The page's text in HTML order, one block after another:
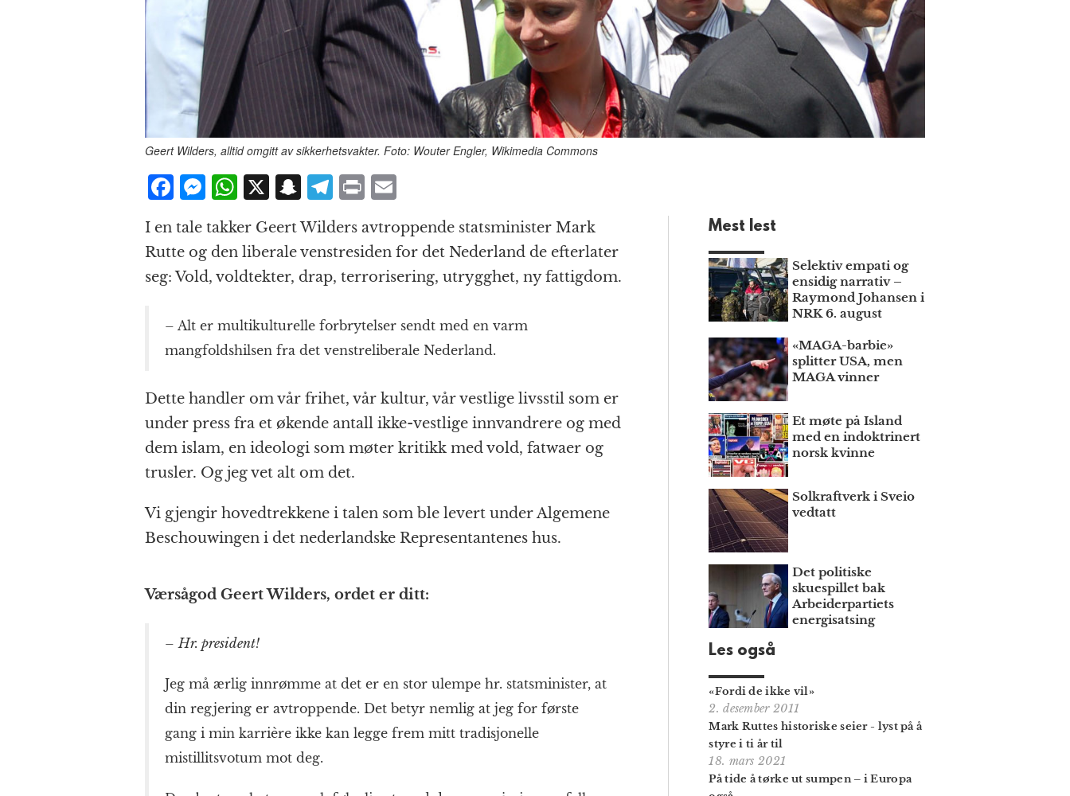
Geert Wilders, alltid omgitt av sikkerhetsvakter. Foto: Wouter Engler, Wikimedia Commons
F
c
e
b
o
o
k
M
e
ss
e
n
g
e
r
W
at
s
A
p
p
X S
n
a
p
c
h
at
T
el
e
g
r
a
m
P
n
t
ai
l
I en tale takker Geert Wilders avtroppende statsminister Mark
Rutte og den liberale venstresiden for det Nederland de efterlater
seg: Vold, voldtekter, drap, terrorisering, utrygghet, ny fattigdom.
– Alt er multikulturelle forbrytelser sendt med en varm
mangfoldshilsen fra det venstreliberale Nederland.
Dette handler om vår frihet, vår kultur, vår vestlige livsstil som er
under press fra et økende antall ikke-vestlige innvandrere og med
dem islam, en ideologi som møter kritikk med vold, fatwaer og
trusler. Og jeg vet alt om det.
Vi gjengir hovedtrekkene i talen som ble levert under Algemene
Beschouwingen i det nederlandske Representantenes hus.
Værsågod Geert Wilders, ordet er ditt:
–Hr. president!
Jeg må ærlig innrømme at det er en stor ulempe hr. statsminister, at
din regjering er avtroppende. Det betyr nemlig at jeg for første
gang i min karrière ikke kan legge frem mitt tradisjonelle
mistillitsvotum mot deg.
Mest lest
Selektiv empati og
ensidig narrativ –
Raymond Johansen i
NRK 6. august
«MAGA-barbie»
splitter USA, men
MAGA vinner
Et møte på Island
med en indoktrinert
norsk kvinne
Solkraftverk i Sveio
vedtatt
Det politiske
skuespillet bak
Arbeiderpartiets
energisatsing
Les også
«Fordi de ikke vil»
2. desember 2011
Mark Ruttes historiske seier - lyst på å
styre i ti år til
18. mars 2021
På tide å tørke ut sumpen – i Europa